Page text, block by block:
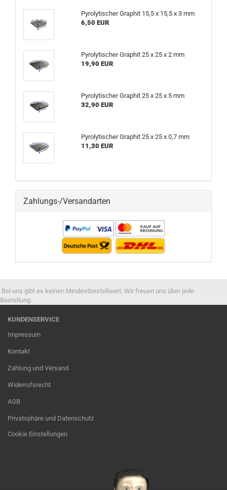
Pyrolytischer Graphit 15,5 x 15,5 x 3 mm
6,50 EUR
Pyrolytischer Graphit 25 x 25 x 2 mm
19,90 EUR
Pyrolytischer Graphit 25 x 25 x 5 mm
32,90 EUR
Pyrolytischer Graphit 25 x 25 x 0,7 mm
11,30 EUR
Zahlungs-/Versandarten
Bei uns gibt es keinen Mindestbestellwert. Wir freuen uns über jede
Bestellung.
KUNDENSERVICE
Impressum
Kontakt
Zahlung und Versand
Widerrufsrecht
AGB
Privatsphäre und Datenschutz
Cookie Einstellungen